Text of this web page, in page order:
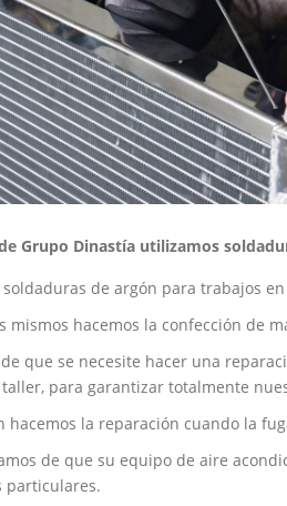
Grupo Dinastía utilizamos
soldaduras de argón para trabajos
mismos hacemos la confección de
de que se necesite hacer una
para garantizar totalmente
hacemos la reparación cuando la
de que su equipo de aire
particulares.